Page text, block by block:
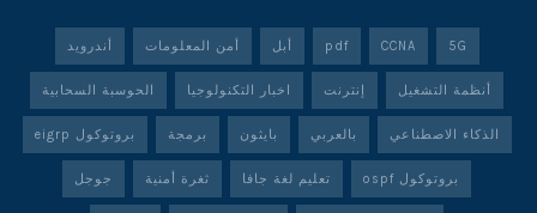
5G
CCNA
pdf أبل أمن المعلومات أندرويد
أنظمة التشغيل إنترنت اخبار التكنولوجيا الحوسبة السحابية
الذكاء الاصطناعي بالعربي بايثون برمجة بروتوكول eigrp
بروتوكول ospf تعليم لغة جافا ثغرة أمنية جوجل